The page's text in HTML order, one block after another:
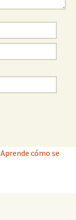
Aprende cómo se